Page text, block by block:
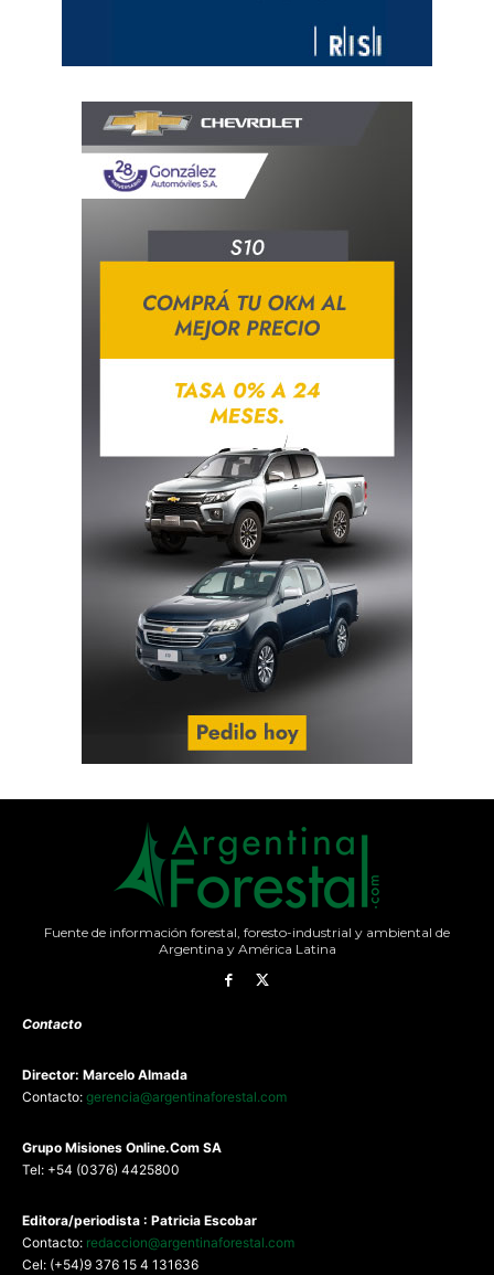
Fuente de información forestal, foresto-industrial y ambiental de
Argentina y América Latina
Contacto
Director: Marcelo Almada
Contacto: gerencia@argentinaforestal.com
Grupo Misiones Online.Com SA
Tel: +54 (0376) 4425800
Editora/periodista : Patricia Escobar
Contacto: redaccion@argentinaforestal.com
Cel: (+54)9 376 15 4 131636